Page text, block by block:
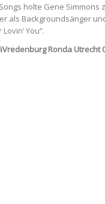
holte Gene
als Backgroundsänger
You“.
Ronda Utrecht